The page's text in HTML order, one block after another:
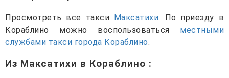
Просмотреть все такси Максатихи. По приезду в
Кораблино можно воспользоваться местными
службами такси города Кораблино.
Из Максатихи в Кораблино :